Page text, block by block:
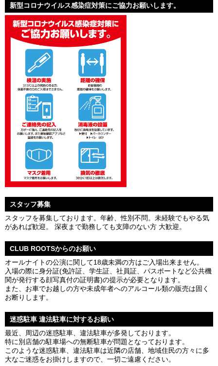
新型コロナウイルス感染症対策にご協力お願いします。
スタッフ募集
スタッフを募集しております。年齢、性別不問。未経験でもやる気
があれば歓迎。 深夜まで勤務しても支障のない方 大歓迎。
CLUB ROOTSからのお願い
オールナイトの公演に関して18歳未満の方はご入場出来ません。
入場の際に身分証(免許証、学生証、社員証、パスポートなど公共機
関が発行する顔写真付の証明書)の提示が必要となります。
また、お車でお越しの方や未成年者へのアルコール類の販売は固く
お断りします。
迷惑駐車 違法駐車に対するお願い
最近、周辺の迷惑駐車、違法駐車が多発しております。
特に別店舗の駐車場への無断駐車が問題となっております。
このような迷惑駐車、違法駐車は近隣の店舗、地域住民の方々に多
大なご迷惑をお掛けしますので、一切ご遠慮ください。